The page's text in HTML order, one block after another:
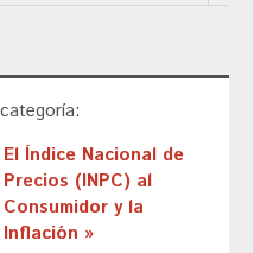
El Índice Nacional de
Precios (INPC) al
Consumidor y la
Inflación »